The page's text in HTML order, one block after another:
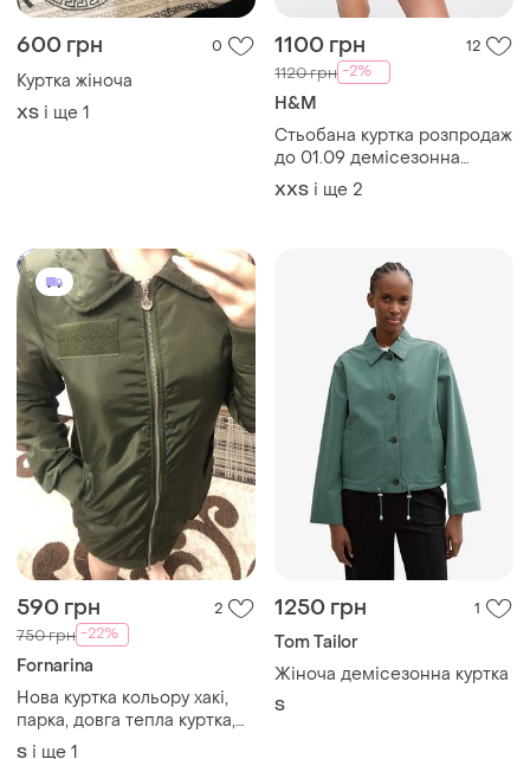
600 грн 0
Куртка жіноча
ХS і ще 1
1100 грн 12
1120 грн -2%
H&M
Стьобана куртка розпродаж
до 01.09 демісезонна
жіноча куртка легка жіноча
куртка
XХS і ще 2
590 грн 2
750 грн -22%
Fornarina
Нова куртка кольору хакі,
парка, довга тепла куртка,
новая теплая курточка,
S і ще 1
1250 грн 1
Tom Tailor
Жіноча демісезонна куртка
S